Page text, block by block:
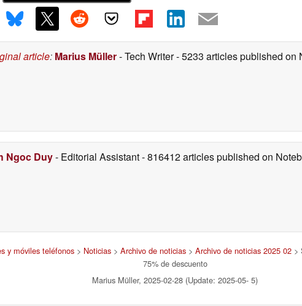
article: Marius Müller- Tech Writer- 5233 articles published on
Ngoc Duy- Editorial Assistant- 816412 articles published on
y móviles teléfonos> Noticias> Archivo de noticias> Archivo de noticias 2025 02>
75% de descuento
Marius Müller, 2025-02-28 (Update: 2025-05- 5)